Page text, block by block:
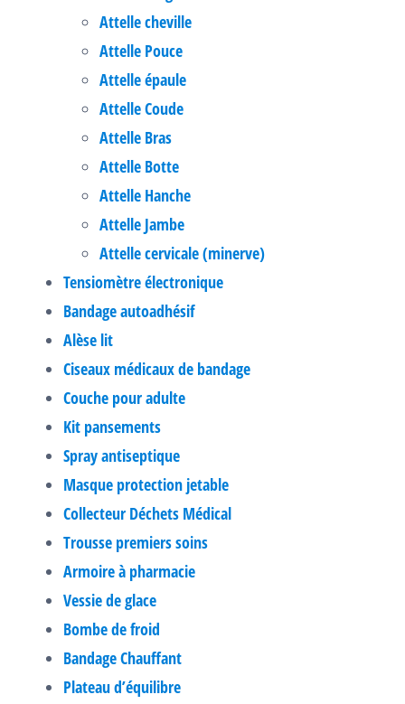
Attelle cheville
Attelle Pouce
Attelle épaule
Attelle Coude
Attelle Bras
Attelle Botte
Attelle Hanche
Attelle Jambe
Attelle cervicale (minerve)
Tensiomètre électronique
Bandage autoadhésif
Alèse lit
Ciseaux médicaux de bandage
Couche pour adulte
Kit pansements
Spray antiseptique
Masque protection jetable
Collecteur Déchets Médical
Trousse premiers soins
Armoire à pharmacie
Vessie de glace
Bombe de froid
Bandage Chauffant
Plateau d’équilibre